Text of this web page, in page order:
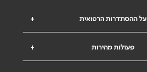
+ על ההסתדרות הרפואית
+ פעולות מהירות